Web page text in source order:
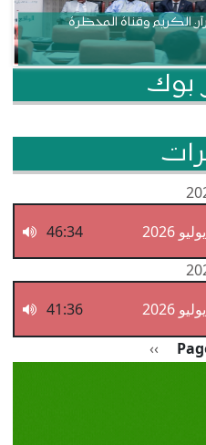
الكريم وقناة المحظرة
بوك
46:34
41:36
الصفحة التالية
››